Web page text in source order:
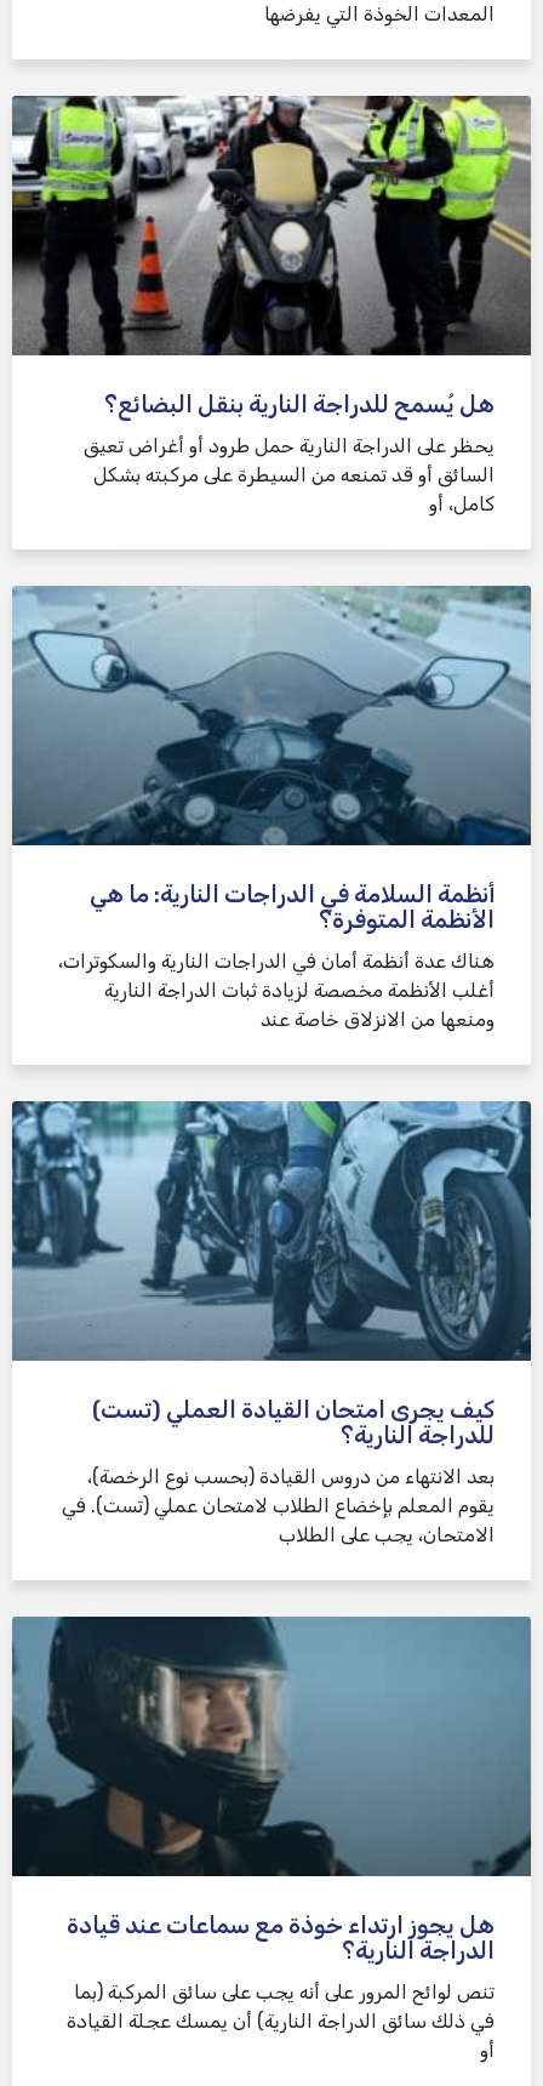
المعدات الخوذة التي يفرضها
هل يُسمح للدراجة النارية بنقل البضائع؟
يحظر على الدراجة النارية حمل طرود أو أغراض تعيق
السائق أو قد تمنعه من السيطرة على مركبته بشكل
كامل، أو
أنظمة السلامة في الدراجات النارية: ما هي
الأنظمة المتوفرة؟
هناك عدة أنظمة أمان في الدراجات النارية والسكوترات،
أغلب الأنظمة مخصصة لزيادة ثبات الدراجة النارية
ومنعها من الانزلاق خاصة عند
كيف يجرى امتحان القيادة العملي (تست)
للدراجة النارية؟
بعد الانتهاء من دروس القيادة (بحسب نوع الرخصة)،
يقوم المعلم بإخضاع الطلاب لامتحان عملي (تست). في
الامتحان، يجب على الطلاب
هل يجوز ارتداء خوذة مع سماعات عند قيادة
الدراجة النارية؟
تنص لوائح المرور على أنه يجب على سائق المركبة (بما
في ذلك سائق الدراجة النارية) أن يمسك عجلة القيادة
أو